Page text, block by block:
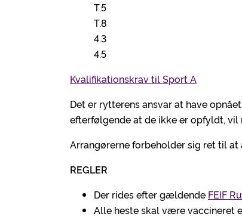
T.5
T.8
4.3
4.5
Kvalifikationskrav til Sport A
Det er rytterens ansvar at have
efterfølgende at de ikke er opfyldt,
Arrangørerne forbeholder sig ret til
REGLER
Der rides efter gældende FEIF
Alle heste skal være vaccineret